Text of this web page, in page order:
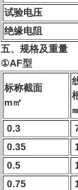
试验电压
绝缘电阻
五、规格及重量
①AF型
标称截面
m㎡
0.3
0.35
0.5
0.75